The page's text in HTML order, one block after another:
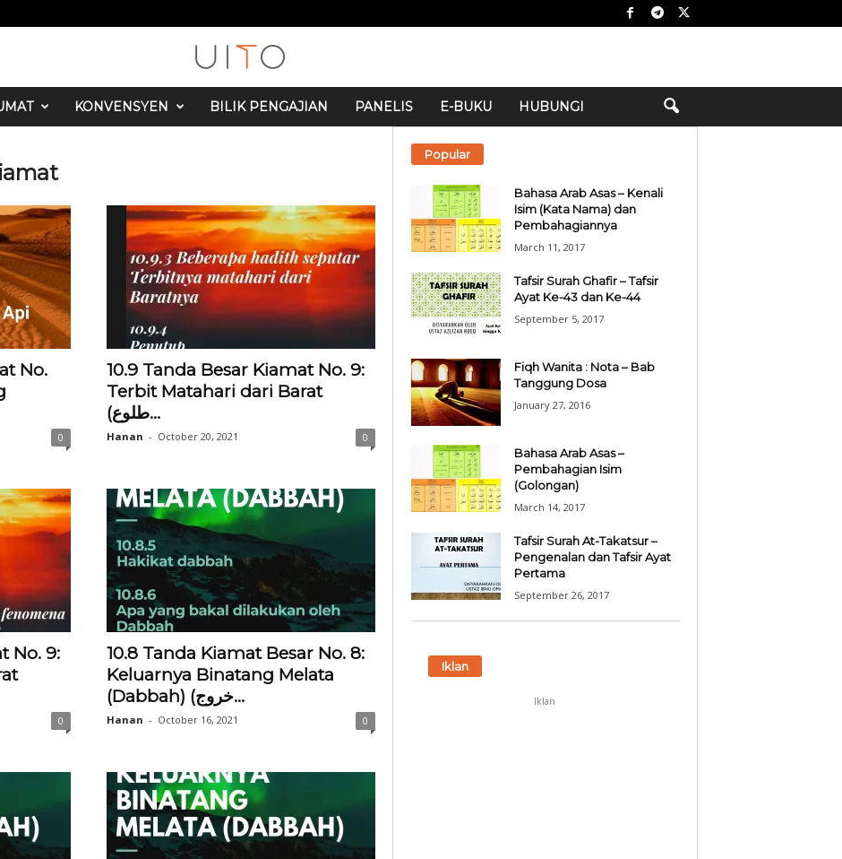
KONVENSYEN BILIK PENGAJIAN PANELIS E-BUKU HUBUNGI
No.
0
10.9 Tanda Besar Kiamat No. 9:
Terbit Matahari dari Barat
(طلوع...
Hanan - October 20, 2021 0
No. 9:
0
10.8 Tanda Kiamat Besar No. 8:
Keluarnya Binatang Melata
(Dabbah) (خروج...
Hanan - October 16, 2021 0
Popular
Bahasa Arab Asas – Kenali
Isim (Kata Nama) dan
Pembahagiannya
March 11, 2017
Tafsir Surah Ghafir – Tafsir
Ayat Ke-43 dan Ke-44
September 5, 2017
Fiqh Wanita : Nota – Bab
Tanggung Dosa
January 27, 2016
Bahasa Arab Asas –
Pembahagian Isim
(Golongan)
March 14, 2017
Tafsir Surah At-Takatsur –
Pengenalan dan Tafsir Ayat
Pertama
September 26, 2017
Iklan
Iklan